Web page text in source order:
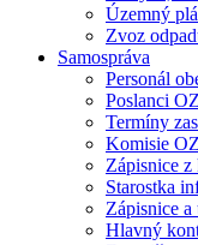
Územný
Zvoz
Samospráva
Personál
Poslanci OZ
Termíny
Komisie OZ
Zápisnice
Starostka
Zápisnice a
Hlavný